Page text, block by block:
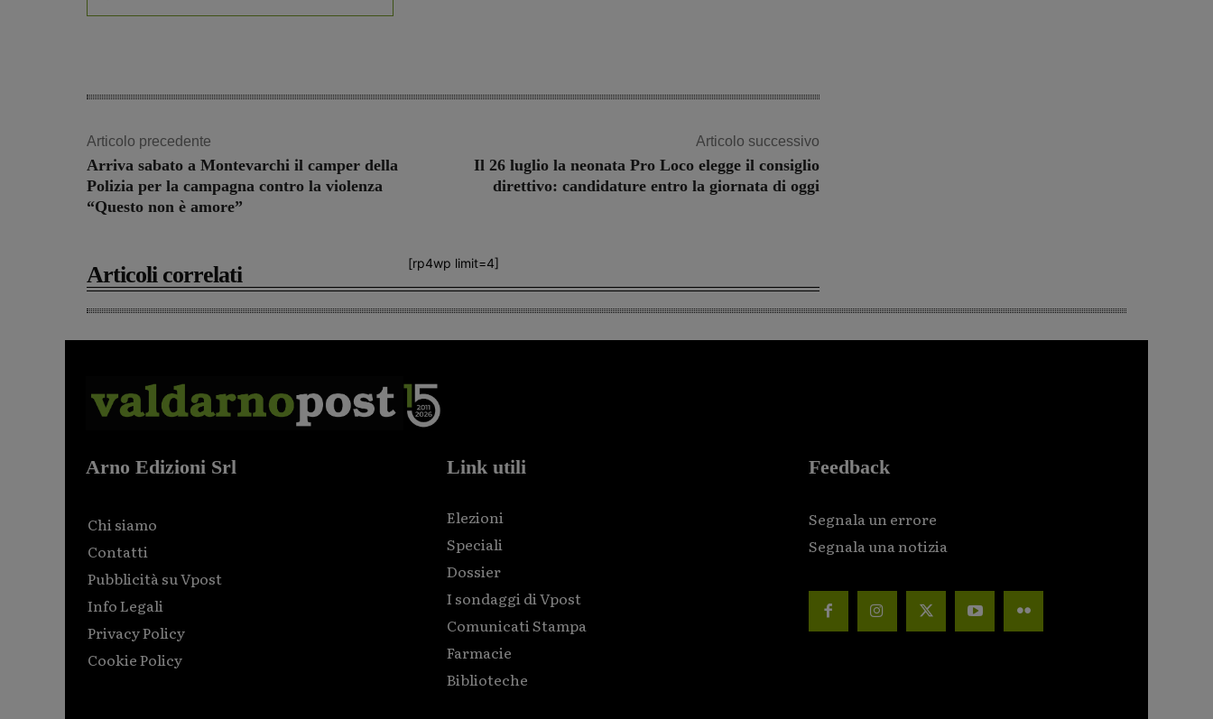
Articolo precedente
Arriva sabato a Montevarchi il camper della
Polizia per la campagna contro la violenza
“Questo non è amore”
Articolo successivo
Il 26 luglio la neonata Pro Loco elegge il consiglio
direttivo: candidature entro la giornata di oggi
[rp4wp limit=4]
Articoli correlati
Arno Edizioni Srl
Chi siamo
Contatti
Pubblicità su Vpost
Info Legali
Privacy Policy
Cookie Policy
Link utili
Elezioni
Speciali
Dossier
I sondaggi di Vpost
Comunicati Stampa
Farmacie
Biblioteche
Feedback
Segnala un errore
Segnala una notizia